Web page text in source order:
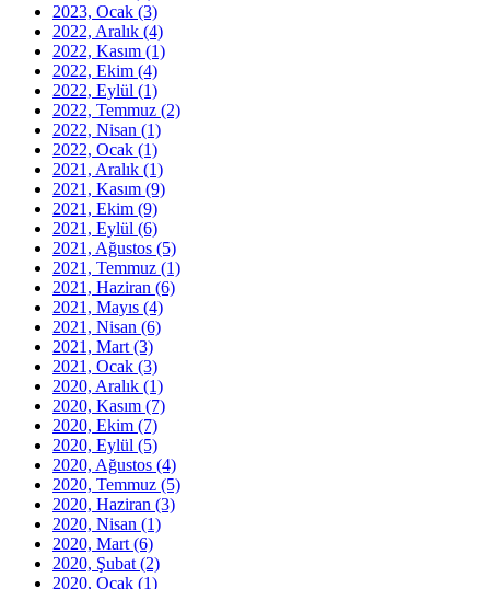
2023, Ocak (3)
2022, Aralık (4)
2022, Kasım (1)
2022, Ekim (4)
2022, Eylül (1)
2022, Temmuz (2)
2022, Nisan (1)
2022, Ocak (1)
2021, Aralık (1)
2021, Kasım (9)
2021, Ekim (9)
2021, Eylül (6)
2021, Ağustos (5)
2021, Temmuz (1)
2021, Haziran (6)
2021, Mayıs (4)
2021, Nisan (6)
2021, Mart (3)
2021, Ocak (3)
2020, Aralık (1)
2020, Kasım (7)
2020, Ekim (7)
2020, Eylül (5)
2020, Ağustos (4)
2020, Temmuz (5)
2020, Haziran (3)
2020, Nisan (1)
2020, Mart (6)
2020, Şubat (2)
2020, Ocak (1)